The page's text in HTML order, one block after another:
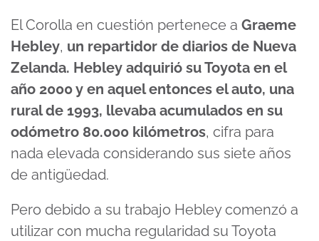
El Corolla en cuestión pertenece a Graeme
Hebley, un repartidor de diarios de Nueva
Zelanda. Hebley adquirió su Toyota en el
año 2000 y en aquel entonces el auto, una
rural de 1993, llevaba acumulados en su
odómetro 80.000 kilómetros, cifra para
nada elevada considerando sus siete años
de antigüedad.
Pero debido a su trabajo Hebley comenzó a
utilizar con mucha regularidad su Toyota